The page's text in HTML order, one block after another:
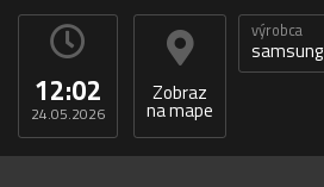
12:02
24.05.2026
Zobraz
na mape
výrobca
samsung